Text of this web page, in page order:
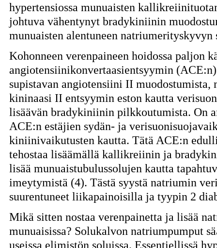
hypertensiossa munuaisten
johtuva vähentynyt bradykiniinin
munuaisten alentuneen
Kohonneen verenpaineen hoidossa paljon
angiotensiinikonvertaasientsyymin
supistavan angiotensiini II muodostumista,
kininaasi II entsyymin eston kautta
lisäävän bradykiniinin pilkkoutumista. On
ACE:n estäjien sydän- ja
kiniinivaikutusten kautta. Tätä ACE:n
tehostaa lisäämällä kallikreiinin ja
lisää munuaistubulussolujen kautta
imeytymistä (4). Tästä syystä natriumin
suurentuneet liikapainoisilla ja tyypin 2
Mikä sitten nostaa verenpainetta ja lisää
munuaisissa? Solukalvon natriumpumput
useissa elimistön soluissa. Essentiellissä